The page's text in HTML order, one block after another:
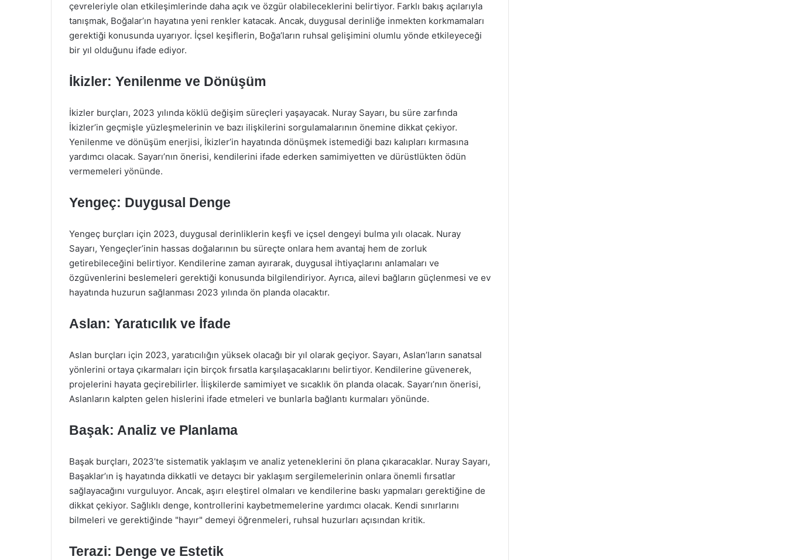
çevreleriyle olan etkileşimlerinde daha açık ve özgür olabileceklerini belirtiyor. Farklı bakış açılarıyla
tanışmak, Boğalar’ın hayatına yeni renkler katacak. Ancak, duygusal derinliğe inmekten korkmamaları
gerektiği konusunda uyarıyor. İçsel keşiflerin, Boğa’ların ruhsal gelişimini olumlu yönde etkileyeceği
bir yıl olduğunu ifade ediyor.
İkizler: Yenilenme ve Dönüşüm
İkizler burçları, 2023 yılında köklü değişim süreçleri yaşayacak. Nuray Sayarı, bu süre zarfında
İkizler’in geçmişle yüzleşmelerinin ve bazı ilişkilerini sorgulamalarının önemine dikkat çekiyor.
Yenilenme ve dönüşüm enerjisi, İkizler’in hayatında dönüşmek istemediği bazı kalıpları kırmasına
yardımcı olacak. Sayarı’nın önerisi, kendilerini ifade ederken samimiyetten ve dürüstlükten ödün
vermemeleri yönünde.
Yengeç: Duygusal Denge
Yengeç burçları için 2023, duygusal derinliklerin keşfi ve içsel dengeyi bulma yılı olacak. Nuray
Sayarı, Yengeçler’inin hassas doğalarının bu süreçte onlara hem avantaj hem de zorluk
getirebileceğini belirtiyor. Kendilerine zaman ayırarak, duygusal ihtiyaçlarını anlamaları ve
özgüvenlerini beslemeleri gerektiği konusunda bilgilendiriyor. Ayrıca, ailevi bağların güçlenmesi ve ev
hayatında huzurun sağlanması 2023 yılında ön planda olacaktır.
Aslan: Yaratıcılık ve İfade
Aslan burçları için 2023, yaratıcılığın yüksek olacağı bir yıl olarak geçiyor. Sayarı, Aslan’ların sanatsal
yönlerini ortaya çıkarmaları için birçok fırsatla karşılaşacaklarını belirtiyor. Kendilerine güvenerek,
projelerini hayata geçirebilirler. İlişkilerde samimiyet ve sıcaklık ön planda olacak. Sayarı’nın önerisi,
Aslanların kalpten gelen hislerini ifade etmeleri ve bunlarla bağlantı kurmaları yönünde.
Başak: Analiz ve Planlama
Başak burçları, 2023’te sistematik yaklaşım ve analiz yeteneklerini ön plana çıkaracaklar. Nuray Sayarı,
Başaklar’ın iş hayatında dikkatli ve detaycı bir yaklaşım sergilemelerinin onlara önemli fırsatlar
sağlayacağını vurguluyor. Ancak, aşırı eleştirel olmaları ve kendilerine baskı yapmaları gerektiğine de
dikkat çekiyor. Sağlıklı denge, kontrollerini kaybetmemelerine yardımcı olacak. Kendi sınırlarını
bilmeleri ve gerektiğinde "hayır" demeyi öğrenmeleri, ruhsal huzurları açısından kritik.
Terazi: Denge ve Estetik